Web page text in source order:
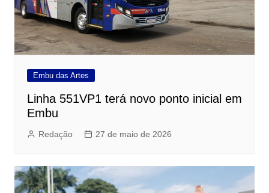
Embu das Artes
Linha 551VP1 terá novo ponto inicial em
Embu
Redação 27 de maio de 2026